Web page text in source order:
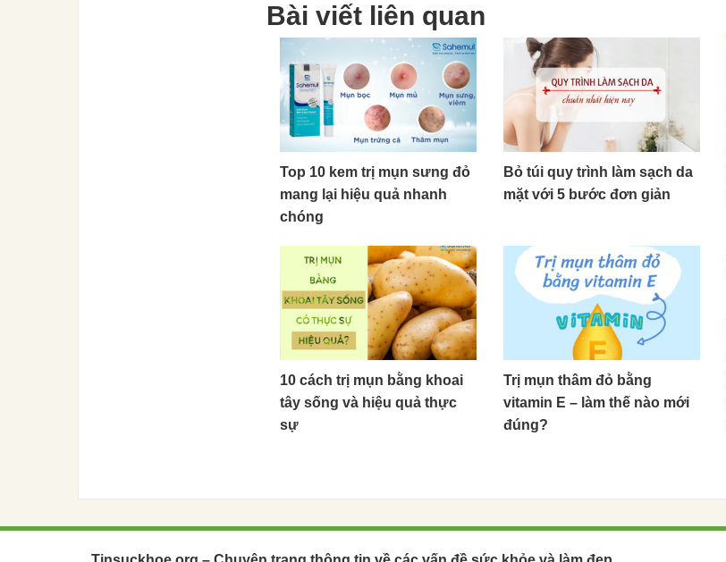
Bài viết liên quan
Top 10 kem trị mụn sưng đỏ
mang lại hiệu quả nhanh
chóng
Bỏ túi quy trình làm sạch da
mặt với 5 bước đơn giản
10 cách trị mụn bằng khoai
tây sống và hiệu quả thực
sự
Trị mụn thâm đỏ bằng
vitamin E – làm thế nào mới
đúng?